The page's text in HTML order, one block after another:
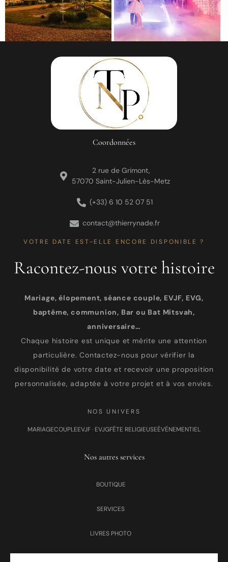
Coordonnées
2 rue de Grimont,
57070 Saint-Julien-Lès-Metz
(+33) 6 10 52 07 51
contact@thierrynade.fr
VOTRE DATE EST-ELLE ENCORE DISPONIBLE ?
Racontez-nous votre histoire
Mariage, élopement, séance couple, EVJF, EVG,
baptême, communion, Bar ou Bat Mitsvah,
anniversaire…
Chaque histoire est unique et mérite une attention
particulière. Contactez-nous pour vérifier la
disponibilité de votre date et recevoir une proposition
personnalisée, adaptée à votre projet et à vos envies.
NOS UNIVERS
MARIAGECOUPLEEVJF · EVJGFÊTE RELIGIEUSEÉVÉNEMENTIEL
Nos autres services
BOUTIQUE
SERVICES
LIVRES PHOTO